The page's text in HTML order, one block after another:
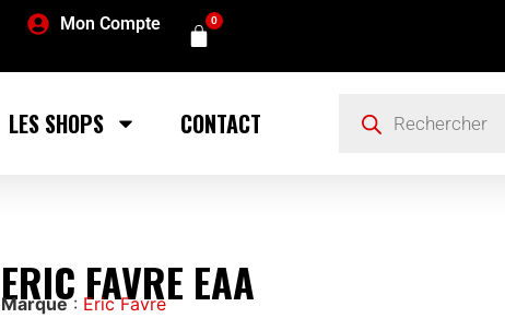
Mon Compte 0
LES SHOPS CONTACT
ERIC FAVRE EAA
Marque: Eric Favre